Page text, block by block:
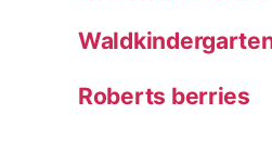
Roberts berries